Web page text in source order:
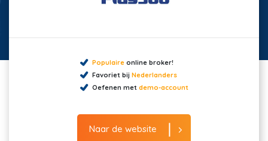
Populaireonline broker!
Favoriet bij Nederlanders
Oefenen met demo-account
Naar de website